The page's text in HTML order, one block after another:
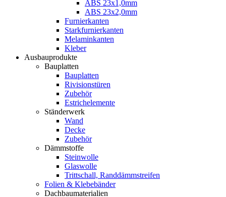
ABS 23x1,0mm
ABS 23x2,0mm
Furnierkanten
Starkfurnierkanten
Melaminkanten
Kleber
Ausbauprodukte
Bauplatten
Bauplatten
Rivisionstüren
Zubehör
Estrichelemente
Ständerwerk
Wand
Decke
Zubehör
Dämmstoffe
Steinwolle
Glaswolle
Trittschall, Randdämmstreifen
Folien & Klebebänder
Dachbaumaterialien